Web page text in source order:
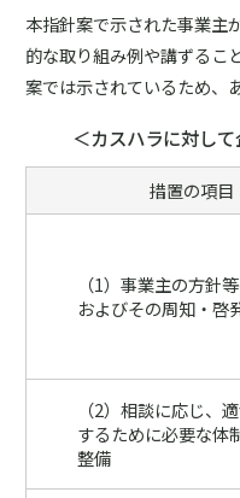
本指針案で示された事業主
的な取り組み例や講ずるこ
案では示されているため、
＜カスハラに対し
措置の項目
（1）事業主の方針
およびその周知・啓
（2）相談に応じ、
するために必要な体
整備